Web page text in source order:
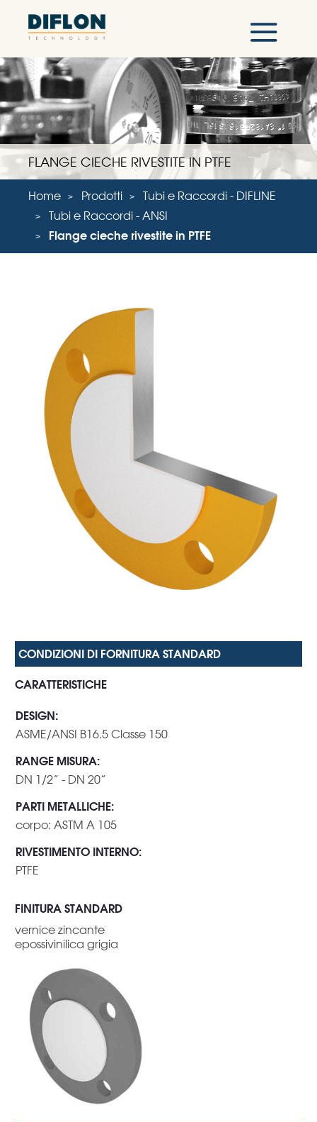
FLANGE CIECHE RIVESTITE IN PTFE
Home Prodotti
Tubi e Raccordi - DIFLINE
Tubi e Raccordi - ANSI
Flange cieche rivestite in PTFE
CARATTERISTICHE
DESIGN:
ASME/ANSI B16.5 Classe 150
RANGE MISURA:
DN 1/2” - DN 20”
PARTI METALLICHE:
corpo: ASTM A 105
RIVESTIMENTO INTERNO:
PTFE
FINITURA STANDARD
vernice zincante
epossivinilica grigia